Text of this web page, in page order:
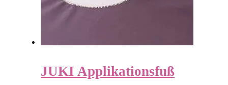
JUKI Applikationsfuß